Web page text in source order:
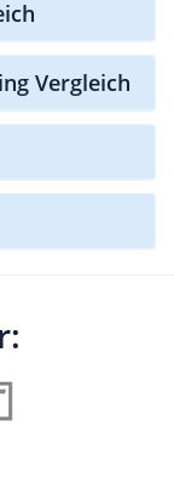
Vergleich